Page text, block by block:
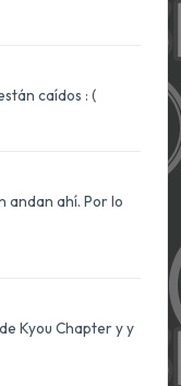
caídos : (
andan ahí. Por lo
Kyou Chapter y y